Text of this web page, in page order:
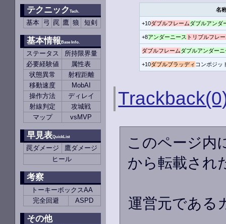
テクニックTech.
基本 弓 罠 鷹 狼 短剣
基本情報Base Info.
ステータス
所持限界量
必要経験値
属性表
状態異常
射程距離
移動速度
MobAI
操作方法
ディレイ
射線判定
攻城戦
マップ
vsMVP
早見表QuickList
罠ダメージ
鷹ダメージ
ヒール
考察
トーキーボックスAA
完全回避
ASPD
その他
名
+10ダブルフレームダブルアンダ
+8アンダーニース トリプルフレ
ダブルフレームダブルアンダー
+10ダブルブラッディ コンポジッ
このページ内
から転載され
運営元である